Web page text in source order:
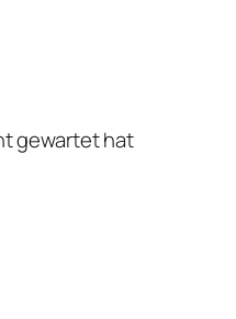
gewartet hat